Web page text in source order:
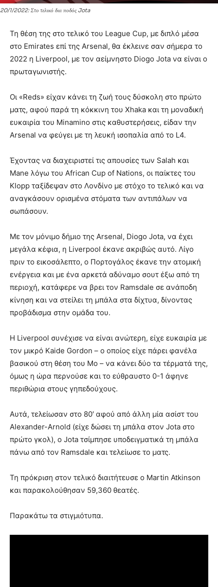
20/1/2022: Στο τελικό δια ποδός Jota
Τη θέση της στο τελικό του League Cup, με διπλό μέσα
στο Emirates επί της Arsenal, θα έκλεινε σαν σήμερα το
2022 η Liverpool, με τον αείμνηστο Diogo Jota να είναι ο
πρωταγωνιστής.
Οι «Reds» είχαν κάνει τη ζωή τους δύσκολη στο πρώτο
ματς, αφού παρά τη κόκκινη του Xhaka και τη μοναδική
ευκαιρία του Minamino στις καθυστερήσεις, είδαν την
Arsenal να φεύγει με τη λευκή ισοπαλία από το L4.
Έχοντας να διαχειριστεί τις απουσίες των Salah και
Mane λόγω του African Cup of Nations, οι παίκτες του
Klopp ταξίδεψαν στο Λονδίνο με στόχο το τελικό και να
αναγκάσουν ορισμένα στόματα των αντιπάλων να
σωπάσουν.
Με τον μόνιμο δήμιο της Arsenal, Diogo Jota, να έχει
μεγάλα κέφια, η Liverpool έκανε ακριβώς αυτό. Λίγο
πριν το εικοσάλεπτο, ο Πορτογάλος έκανε την ατομική
ενέργεια και με ένα αρκετά αδύναμο σουτ έξω από τη
περιοχή, κατάφερε να βρει τον Ramsdale σε ανάποδη
κίνηση και να στείλει τη μπάλα στα δίχτυα, δίνοντας
προβάδισμα στην ομάδα του.
Η Liverpool συνέχισε να είναι ανώτερη, είχε ευκαιρία με
τον μικρό Kaide Gordon – ο οποίος είχε πάρει φανέλα
βασικού στη θέση του Μο – να κάνει δύο τα τέρματά της,
όμως η ώρα περνούσε και το εύθραυστο 0-1 άφηνε
περιθώρια στους γηπεδούχους.
Αυτά, τελείωσαν στο 80′ αφού από άλλη μία ασίστ του
Alexander-Arnold (είχε δώσει τη μπάλα στον Jota στο
πρώτο γκολ), ο Jota τσίμπησε υποδειγματικά τη μπάλα
πάνω από τον Ramsdale και τελείωσε το ματς.
Τη πρόκριση στον τελικό διαιτήτευσε ο Martin Atkinson
και παρακολούθησαν 59,360 θεατές.
Παρακάτω τα στιγμιότυπα.